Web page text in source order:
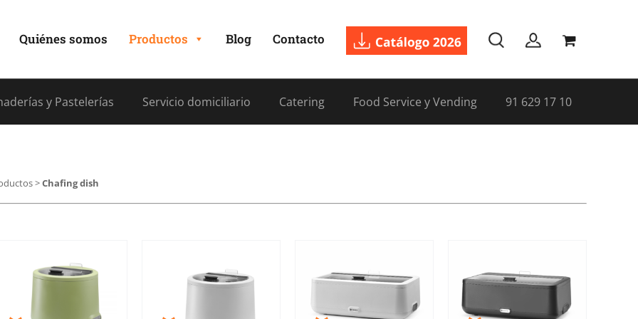
Quiénes somos Productos Blog Contacto
y Pastelerías Servicio domiciliario Catering Food Service y Vending 91 629 17 10
>Chafing dish